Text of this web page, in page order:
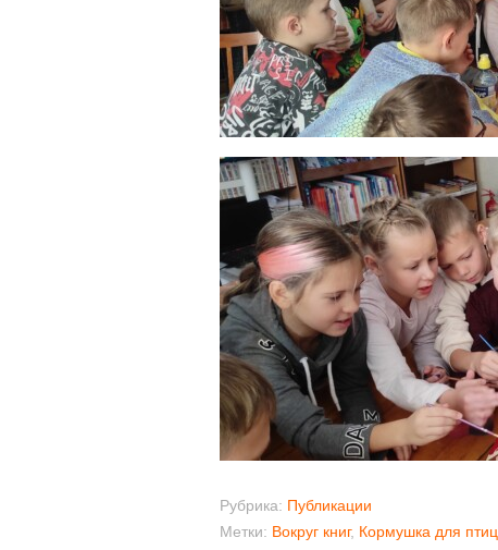
Рубрика: Публикации
Метки: Вокруг книг, Кормушка для птиц